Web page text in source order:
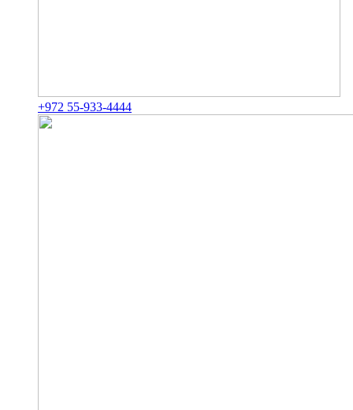
+972 55-933-4444